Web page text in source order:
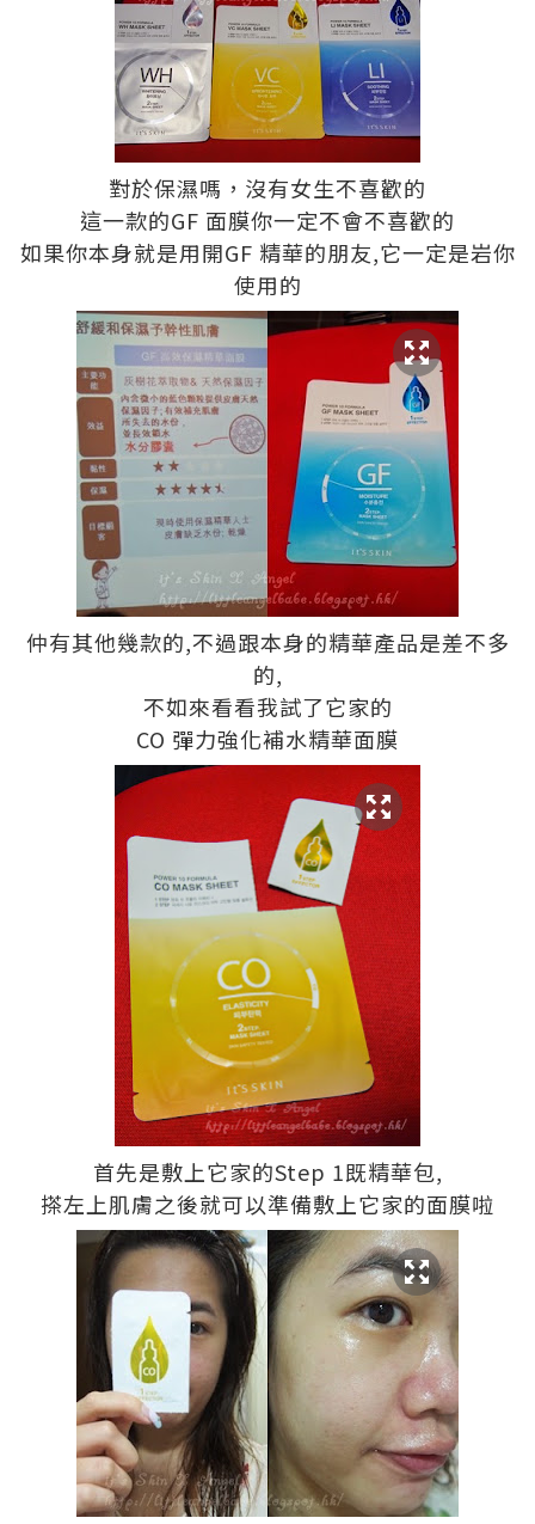
對於保濕嗎，沒有女生不喜歡的
這一款的GF 面膜你一定不會不喜歡的
如果你本身就是用開GF 精華的朋友,它一定是岩你
使用的
仲有其他幾款的,不過跟本身的精華產品是差不多
的,
不如來看看我試了它家的
CO 彈力強化補水精華面膜
首先是敷上它家的Step 1既精華包,
搽左上肌膚之後就可以準備敷上它家的面膜啦